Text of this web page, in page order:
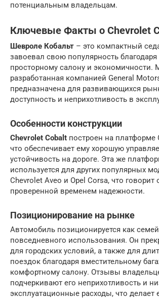
потенциальным владельцам.
Ключевые Факты о Chevrolet
Шевроле Кобальт – это компактный
завоевал свою популярность
просторному салону и экономичности.
разработанная компанией General
предназначена для развивающихся
доступность и неприхотливость в
Особенности конструкции
Chevrolet Cobalt построен на платформе
что обеспечивает ему хорошую
устойчивость на дороге. Эта же
используется для других популярных
Chevrolet Aveo и Opel Corsa, что говорит
проверенной временем надежности.
Позиционирование на рынке
Автомобиль позиционируется как
повседневного использования. Он
для городских условий, а также для
поездок благодаря вместительному
комфортному салону. Отзывы
подчеркивают его неприхотливость и
эксплуатационные расходы, что делает